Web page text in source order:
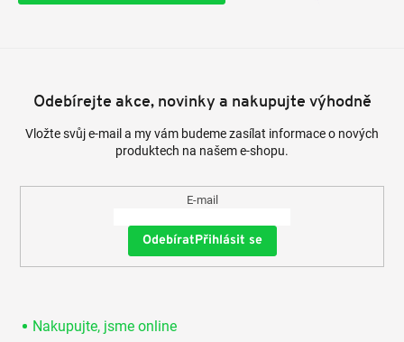
Odebírejte akce, novinky a nakupujte výhodně
Vložte svůj e-mail a my vám budeme zasílat informace o nových
produktech na našem e-shopu.
E-mail
Přihlásit se
Nakupujte, jsme online